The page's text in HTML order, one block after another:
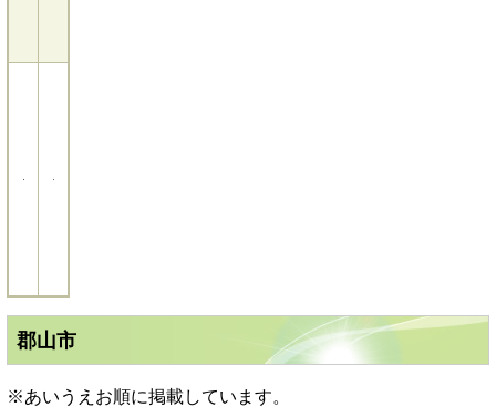
郡山市
※あいうえお順に掲載しています。